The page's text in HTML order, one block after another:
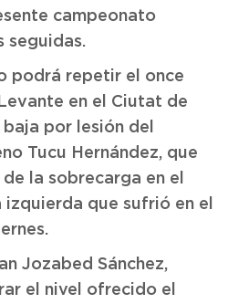
campeonato
seguidas.
podrá repetir el once
en el Ciutat de
por lesión del
Tucu Hernández, que
la sobrecarga en el
que sufrió en el
Jozabed Sánchez,
el nivel ofrecido el